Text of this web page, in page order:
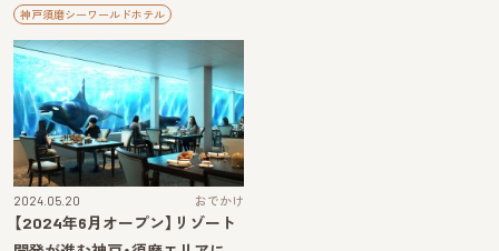
神戸須磨シーワールドホテル
2024.05.20 おでかけ
【2024年6月オープン】リゾート